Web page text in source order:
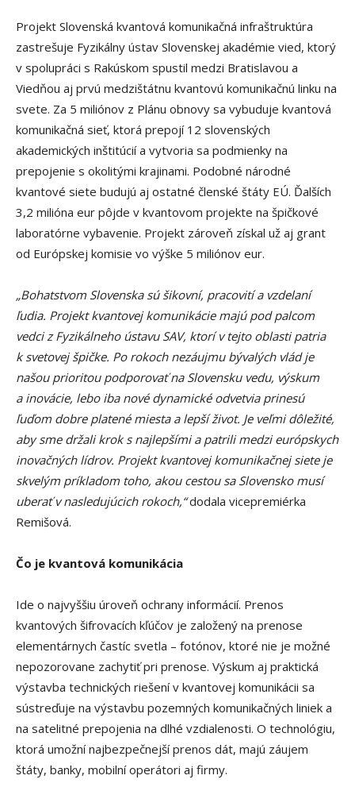
Projekt Slovenská kvantová komunikačná infraštruktúra
zastrešuje Fyzikálny ústav Slovenskej akadémie vied, ktorý
v spolupráci s Rakúskom spustil medzi Bratislavou a
Viedňou aj prvú medzištátnu kvantovú komunikačnú linku na
svete. Za 5 miliónov z Plánu obnovy sa vybuduje kvantová
komunikačná sieť, ktorá prepojí 12 slovenských
akademických inštitúcií a vytvoria sa podmienky na
prepojenie s okolitými krajinami. Podobné národné
kvantové siete budujú aj ostatné členské štáty EÚ. Ďalších
3,2 milióna eur pôjde v kvantovom projekte na špičkové
laboratórne vybavenie. Projekt zároveň získal už aj grant
od Európskej komisie vo výške 5 miliónov eur.
„Bohatstvom Slovenska sú šikovní, pracovití a vzdelaní
ľudia. Projekt kvantovej komunikácie majú pod palcom
vedci z Fyzikálneho ústavu SAV, ktorí v tejto oblasti patria
k svetovej špičke. Po rokoch nezáujmu bývalých vlád je
našou prioritou podporovať na Slovensku vedu, výskum
a inovácie, lebo iba nové dynamické odvetvia prinesú
ľuďom dobre platené miesta a lepší život. Je veľmi dôležité,
aby sme držali krok s najlepšími a patrili medzi európskych
inovačných lídrov. Projekt kvantovej komunikačnej siete je
skvelým príkladom toho, akou cestou sa Slovensko musí
uberať v nasledujúcich rokoch,“dodala vicepremiérka
Remišová.
Čo je kvantová komunikácia
Ide o najvyššiu úroveň ochrany informácií. Prenos
kvantových šifrovacích kľúčov je založený na prenose
elementárnych častíc svetla – fotónov, ktoré nie je možné
nepozorovane zachytiť pri prenose. Výskum aj praktická
výstavba technických riešení v kvantovej komunikácii sa
sústreďuje na výstavbu pozemných komunikačných liniek a
na satelitné prepojenia na dlhé vzdialenosti. O technológiu,
ktorá umožní najbezpečnejší prenos dát, majú záujem
štáty, banky, mobilní operátori aj firmy.